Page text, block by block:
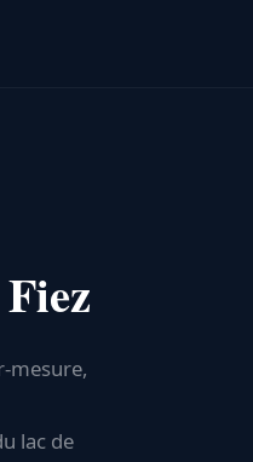
mesure,
lac de